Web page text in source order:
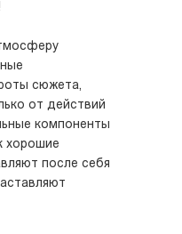
сюжета,
от действий
компоненты
хорошие
после себя